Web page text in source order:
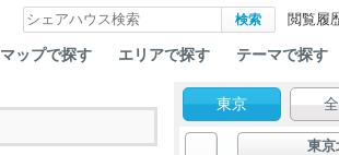
閲覧履
マップで探す エリアで探す テーマで探す
東京
東京